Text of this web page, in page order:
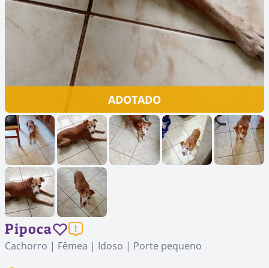
ADOTADO
Pipoca
Cachorro | Fêmea | Idoso | Porte pequeno